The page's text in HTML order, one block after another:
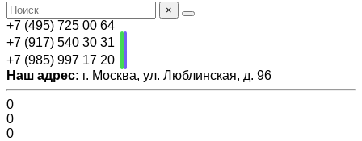
×
+7 (495) 725 00 64
+7 (917) 540 30 31
+7 (985) 997 17 20
Наш адрес: г. Москва, ул. Люблинская, д. 96
0
0
0